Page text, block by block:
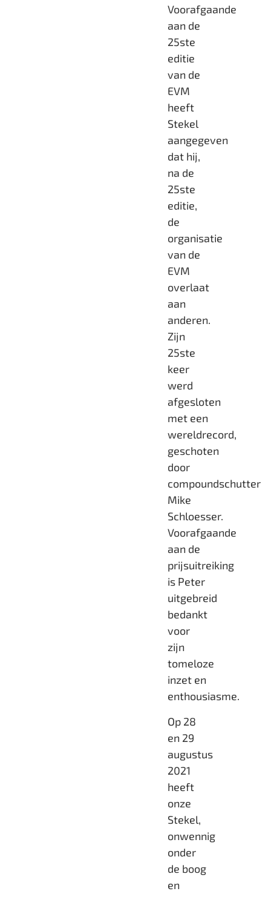
Voorafgaande
aan de
25ste
editie
van de
EVM
heeft
Stekel
aangegeven
dat hij,
na de
25ste
editie,
de
organisatie
van de
EVM
overlaat
aan
anderen.
Zijn
25ste
keer
werd
afgesloten
met een
wereldrecord,
geschoten
door
compoundschutter
Mike
Schloesser.
Voorafgaande
aan de
prijsuitreiking
is Peter
uitgebreid
bedankt
voor
zijn
tomeloze
inzet en
enthousiasme.
Op 28
en 29
augustus
2021
heeft
onze
Stekel,
onwennig
onder
de boog
en